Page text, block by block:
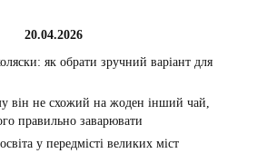
20.04.2026
як обрати зручний варіант для
він не схожий на жоден інший чай,
правильно заварювати
у передмісті великих міст